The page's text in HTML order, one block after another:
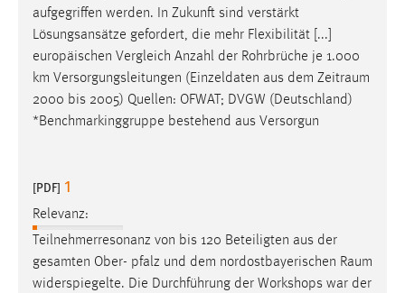
aufgegriffen werden. In Zukunft sind verstärkt
Lösungsansätze gefordert, die mehr Flexibilität [...]
europäischen Vergleich Anzahl der Rohrbrüche je 1.000
km Versorgungsleitungen (Einzeldaten aus dem Zeitraum
2000 bis 2005) Quellen: OFWAT; DVGW (Deutschland)
*Benchmarkinggruppe bestehend aus Versorgun
[PDF] 1
Relevanz:
Teilnehmerresonanz von bis 120 Beteiligten aus der
gesamten Ober- pfalz und dem nordostbayerischen Raum
widerspiegelte. Die Durchführung der Workshops war der